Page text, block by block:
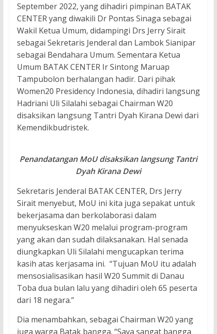
September 2022, yang dihadiri pimpinan BATAK
CENTER yang diwakili Dr Pontas Sinaga sebagai
Wakil Ketua Umum, didampingi Drs Jerry Sirait
sebagai Sekretaris Jenderal dan Lambok Sianipar
sebagai Bendahara Umum. Sementara Ketua
Umum BATAK CENTER Ir Sintong Maruap
Tampubolon berhalangan hadir. Dari pihak
Women20 Presidency Indonesia, dihadiri langsung
Hadriani Uli Silalahi sebagai Chairman W20
disaksikan langsung Tantri Dyah Kirana Dewi dari
Kemendikbudristek.
Penandatangan MoU disaksikan langsung Tantri
Dyah Kirana Dewi
Sekretaris Jenderal BATAK CENTER, Drs Jerry
Sirait menyebut, MoU ini kita juga sepakat untuk
bekerjasama dan berkolaborasi dalam
menyukseskan W20 melalui program-program
yang akan dan sudah dilaksanakan. Hal senada
diungkapkan Uli Silalahi mengucapkan terima
kasih atas kerjasama ini. “Tujuan MoU itu adalah
mensosialisasikan hasil W20 Summit di Danau
Toba dua bulan lalu yang dihadiri oleh 65 peserta
dari 18 negara.”
Dia menambahkan, sebagai Chairman W20 yang
juga warga Batak bangga. “Saya sangat bangga